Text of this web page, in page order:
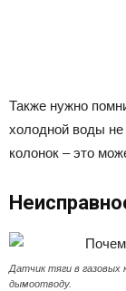
Также нужно
холодной воды не
колонок – это
Датчик тяги в газовых
дымоотводу.